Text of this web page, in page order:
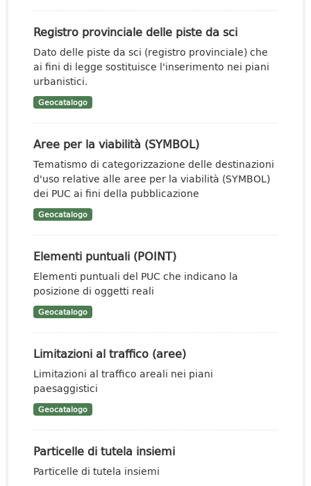
Registro provinciale delle piste da sci
Dato delle piste da sci (registro provinciale) che
ai fini di legge sostituisce l'inserimento nei piani
urbanistici.
Geocatalogo
Aree per la viabilità (SYMBOL)
Tematismo di categorizzazione delle destinazioni
d'uso relative alle aree per la viabilità (SYMBOL)
dei PUC ai fini della pubblicazione
Geocatalogo
Elementi puntuali (POINT)
Elementi puntuali del PUC che indicano la
posizione di oggetti reali
Geocatalogo
Limitazioni al traffico (aree)
Limitazioni al traffico areali nei piani
paesaggistici
Geocatalogo
Particelle di tutela insiemi
Particelle di tutela insiemi